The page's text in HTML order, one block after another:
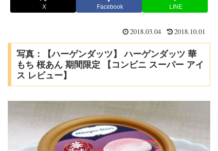
X Facebook LINE
2018.03.04 2018.10.01
写真：【ハーゲンダッツ】 ハーゲンダッツ 華
もち 桜あん 期間限定 【コンビニ スーパー アイ
ス レビュー】